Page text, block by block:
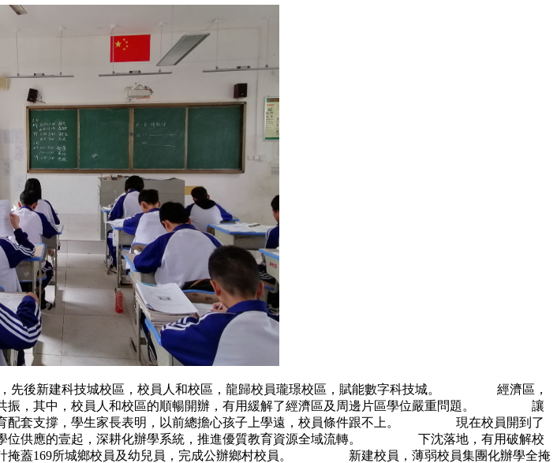
先後新建科技城校區，校員人和校區，龍歸校員瓏璟校區，賦能數字科技城。 經濟區，
共振，其中，校員人和校區的順暢開辦，有用緩解了經濟區及周邊片區學位嚴重問題。 讓
育配套支撐，學生家長表明，以前總擔心孩子上學遠，校員條件跟不上。 現在校員開到了
學位供應的壹起，深耕化辦學系統，推進優質教育資源全域流轉。 下沈落地，有用破解校
計掩蓋169所城鄉校員及幼兒員，完成公辦鄉村校員。 新建校員，薄弱校員集團化辦學全掩